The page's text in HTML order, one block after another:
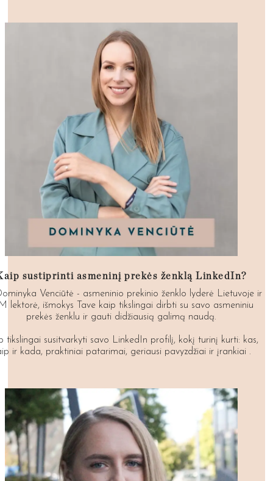
sustiprinti asmeninį prekės ženklą LinkedIn?
Venciūtė - asmeninio prekinio ženklo lyderė Lietuvoje ir
lektorė, išmokys Tave kaip tikslingai dirbti su savo asmeniniu
prekės ženklu ir gauti didžiausią galimą naudą.
tikslingai susitvarkyti savo LinkedIn profilį, kokį turinį kurti: kas,
ir kada, praktiniai patarimai, geriausi pavyzdžiai ir įrankiai .